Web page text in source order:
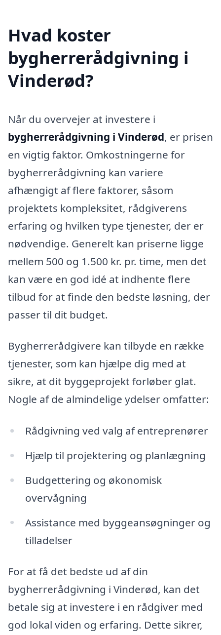
Hvad koster
bygherrerådgivning i
Vinderød?
Når du overvejer at investere i
bygherrerådgivning i Vinderød, er prisen
en vigtig faktor. Omkostningerne for
bygherrerådgivning kan variere
afhængigt af flere faktorer, såsom
projektets kompleksitet, rådgiverens
erfaring og hvilken type tjenester, der er
nødvendige. Generelt kan priserne ligge
mellem 500 og 1.500 kr. pr. time, men det
kan være en god idé at indhente flere
tilbud for at finde den bedste løsning, der
passer til dit budget.
Bygherrerådgivere kan tilbyde en række
tjenester, som kan hjælpe dig med at
sikre, at dit byggeprojekt forløber glat.
Nogle af de almindelige ydelser omfatter:
Rådgivning ved valg af entreprenører
Hjælp til projektering og planlægning
Budgettering og økonomisk
overvågning
Assistance med byggeansøgninger og
tilladelser
For at få det bedste ud af din
bygherrerådgivning i Vinderød, kan det
betale sig at investere i en rådgiver med
god lokal viden og erfaring. Dette sikrer,